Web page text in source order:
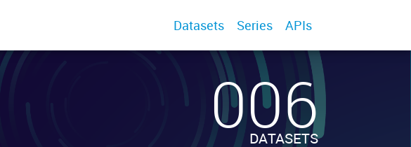
Datasets Series APIs
006
DATASETS